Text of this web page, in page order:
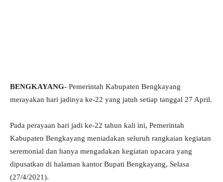
BENGKAYANG- Pemerintah Kabupaten Bengkayang
merayakan hari jadinya ke-22 yang jatuh setiap tanggal 27 April.
Pada perayaan hari jadi ke-22 tahun kali ini, Pemerintah
Kabupaten Bengkayang meniadakan seluruh rangkaian kegiatan
seremonial dan hanya mengadakan kegiatan upacara yang
dipusatkan di halaman kantor Bupati Bengkayang, Selasa
(27/4/2021).